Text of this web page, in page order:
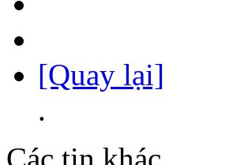
[Quay lại]
.
Các tin khác